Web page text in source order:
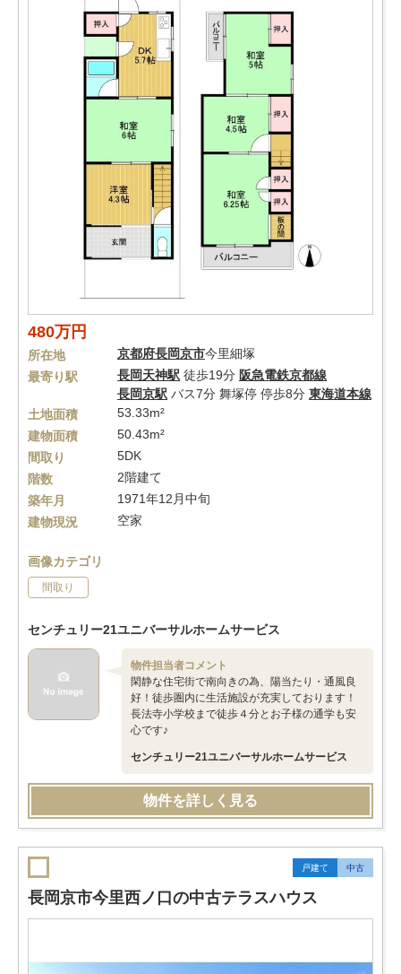
480万円
所在地 京都府長岡京市今里細塚
最寄り駅
長岡天神駅 徒歩19分 阪急電鉄京都線
長岡京駅 バス7分 舞塚停 停歩8分 東海道本線
土地面積
53.33m²
建物面積
50.43m²
間取り
5DK
階数
2階建て
築年月
1971年12月中旬
建物現況
空家
画像カテゴリ
間取り
センチュリー21ユニバーサルホームサービス
物件担当者コメント
閑静な住宅街で南向きの為、陽当たり・通風良
好！徒歩圏内に生活施設が充実しております！
長法寺小学校まで徒歩４分とお子様の通学も安
心です♪
センチュリー21ユニバーサルホームサービス
物件を詳しく見る
戸建て 中古
長岡京市今里西ノ口の中古テラスハウス